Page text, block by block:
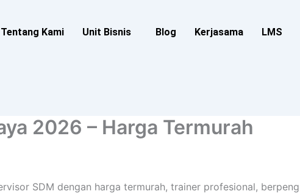
Tentang Kami Unit Bisnis Blog Kerjasama LMS
2026 – Harga Termurah
SDM dengan harga termurah, trainer profesional,